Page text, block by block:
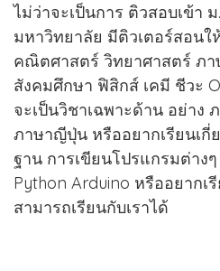
ไม่ว่าจะเป็นการ ติวสอบเข้า ม
มหาวิทยาลัย มีติวเตอร์สอนใ
คณิตศาสตร์ วิทยาศาสตร์ ภา
สังคมศึกษา ฟิสิกส์ เคมี ชีวะ
จะเป็นวิชาเฉพาะด้าน อย่าง
ภาษาญีปุ่น หรืออยากเรียนเกี่
ฐาน การเขียนโปรแกรมต่าง
Python Arduino หรืออยากเ
สามารถเรียนกับเราได้